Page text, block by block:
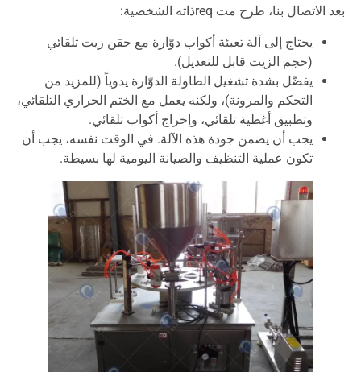
بعد الاتصال بنا، طرح مت reqذاته الشخصية:
يحتاج إلى آلة تعبئة أكواب دوّارة مع حقن زيت تلقائي
(حجم الزيت قابل للتعديل).
يفضّل بشدة تشغيل الطاولة الدوّارة يدوياً (للمزيد من
التحكم والمرونة)، ولكنه يعمل مع الختم الحراري التلقائي،
وتطبيق أغطية تلقائي، وإخراج أكواب تلقائي.
يجب أن يضمن جودة هذه الآلة. في الوقت نفسه، يجب أن
تكون عملية التنظيف والصيانة اليومية لها بسيطة.